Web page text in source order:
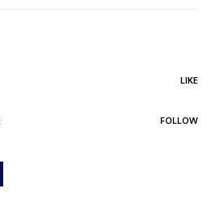
LIKE
FOLLOW